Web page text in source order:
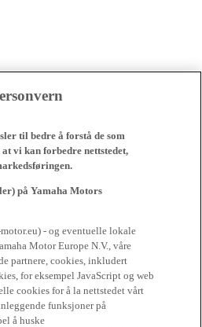
til bedre å forstå de som
vi kan forbedre nettstedet,
på Yamaha Motors
- og eventuelle lokale
Motor Europe N.V., våre
partnere, cookies, inkludert
for eksempel JavaScript og web
cookies for å la nettstedet vårt
funksjoner på
å huske